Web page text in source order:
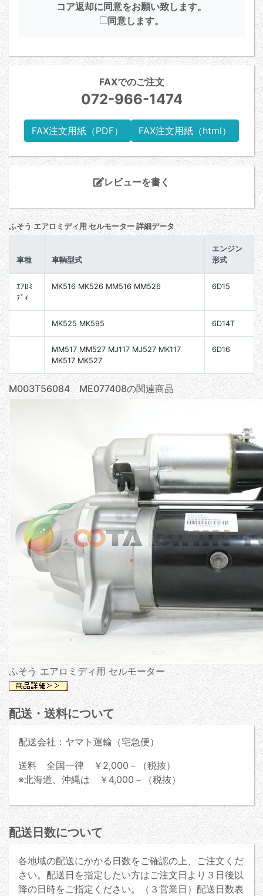
コア返却に同意をお願い致します。
同意します。
FAXでのご注文
072-966-1474
FAX注文用紙（PDF） FAX注文用紙（html）
レビューを書く
ふそう エアロミディ用 セルモーター 詳細データ
車種 車輌型式
エンジン
形式
ｴｱﾛﾐ
ﾃﾞｨ
MK516 MK526 MM516 MM526 6D15
MK525 MK595 6D14T
MM517 MM527 MJ117 MJ527 MK117
MK517 MK527
6D16
M003T56084 ME077408の関連商品
ふそう エアロミディ用 セルモーター
配送・送料について
配送会社：ヤマト運輸（宅急便）
送料 全国一律 ￥2,000－（税抜）
※北海道、沖縄は ￥4,000－（税抜）
配送日数について
各地域の配送にかかる日数をご確認の上、ご注文くだ
さい。配送日を指定したい方はご注文日より３日後以
降の日時をご指定ください。（３営業日）配送日数表